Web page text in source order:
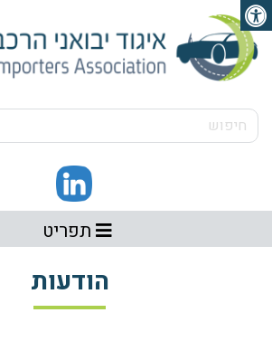
תפריט
הודעות
פתיחת סרגל נגישות